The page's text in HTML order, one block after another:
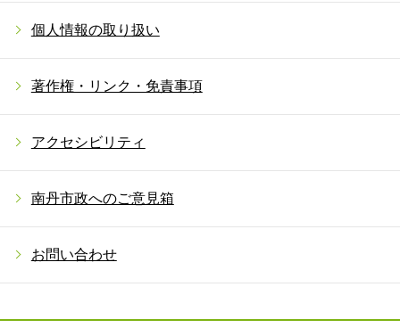
個人情報の取り扱い
著作権・リンク・免責事項
アクセシビリティ
南丹市政へのご意見箱
お問い合わせ